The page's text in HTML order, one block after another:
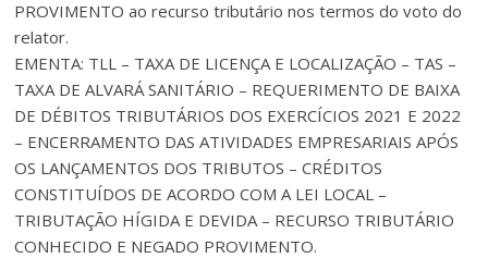
PROVIMENTO ao recurso tributário nos termos do voto do
relator.
EMENTA: TLL – TAXA DE LICENÇA E LOCALIZAÇÃO – TAS –
TAXA DE ALVARÁ SANITÁRIO – REQUERIMENTO DE BAIXA
DE DÉBITOS TRIBUTÁRIOS DOS EXERCÍCIOS 2021 E 2022
– ENCERRAMENTO DAS ATIVIDADES EMPRESARIAIS APÓS
OS LANÇAMENTOS DOS TRIBUTOS – CRÉDITOS
CONSTITUÍDOS DE ACORDO COM A LEI LOCAL –
TRIBUTAÇÃO HÍGIDA E DEVIDA – RECURSO TRIBUTÁRIO
CONHECIDO E NEGADO PROVIMENTO.